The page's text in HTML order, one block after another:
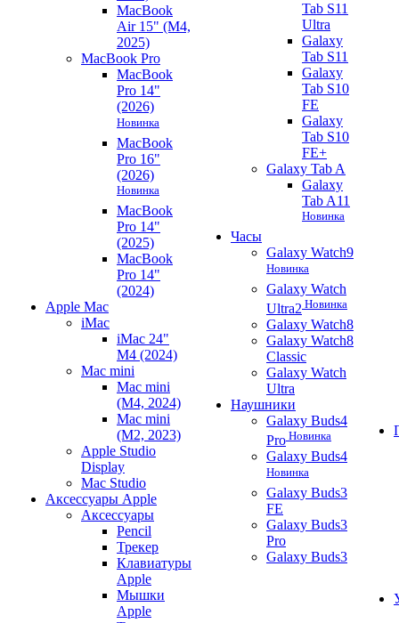
MacBook
Air 15" (M4,
2025)
MacBook Pro
MacBook
Pro 14"
(2026)
Новинка
MacBook
Pro 16"
(2026)
Новинка
MacBook
Pro 14"
(2025)
MacBook
Pro 14"
(2024)
Apple Mac
iMac
iMac 24"
M4 (2024)
Mac mini
Mac mini
(M4, 2024)
Mac mini
(M2, 2023)
Apple Studio
Display
Mac Studio
Аксессуары Apple
Аксессуары
Pencil
Трекер
Клавиатуры
Apple
Мышки
Apple
Tab S11
Ultra
Galaxy
Tab S11
Galaxy
Tab S10
FE
Galaxy
Tab S10
FE+
Galaxy Tab A
Galaxy
Tab A11
Новинка
Часы
Galaxy Watch9
Новинка
Galaxy Watch
Ultra2 Новинка
Galaxy Watch8
Galaxy Watch8
Classic
Galaxy Watch
Ultra
Наушники
Galaxy Buds4
Pro Новинка
Galaxy Buds4
Новинка
Galaxy Buds3
FE
Galaxy Buds3
Pro
Galaxy Buds3